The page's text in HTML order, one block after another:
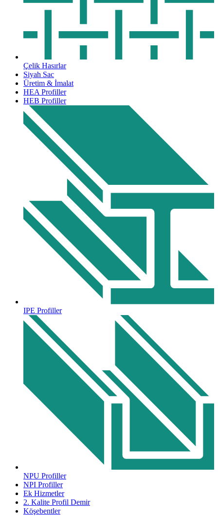
Çelik Hasırlar
Siyah Sac
Üretim & İmalat
HEA Profiller
HEB Profiller
IPE Profiller
NPU Profiller
NPI Profiller
Ek Hizmetler
2. Kalite Profil Demir
Köşebentler